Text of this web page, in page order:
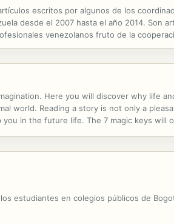
escritos por algunos de los
desde el 2007 hasta el año 2014. Son
venezolanos fruto de la
Here you will discover why life
world. Reading a story is not only a
in the future life. The 7 magic keys
estudiantes en colegios públicos de